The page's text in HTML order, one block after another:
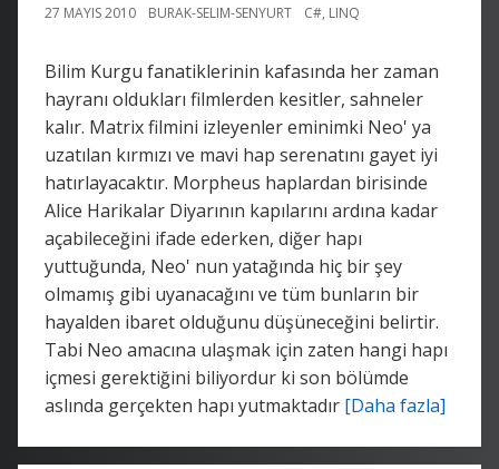
27 MAYIS 2010 BURAK-SELIM-SENYURT C#, LINQ
Bilim Kurgu fanatiklerinin kafasında her zaman
hayranı oldukları filmlerden kesitler, sahneler
kalır. Matrix filmini izleyenler eminimki Neo' ya
uzatılan kırmızı ve mavi hap serenatını gayet iyi
hatırlayacaktır. Morpheus haplardan birisinde
Alice Harikalar Diyarının kapılarını ardına kadar
açabileceğini ifade ederken, diğer hapı
yuttuğunda, Neo' nun yatağında hiç bir şey
olmamış gibi uyanacağını ve tüm bunların bir
hayalden ibaret olduğunu düşüneceğini belirtir.
Tabi Neo amacına ulaşmak için zaten hangi hapı
içmesi gerektiğini biliyordur ki son bölümde
aslında gerçekten hapı yutmaktadır [Daha fazla]